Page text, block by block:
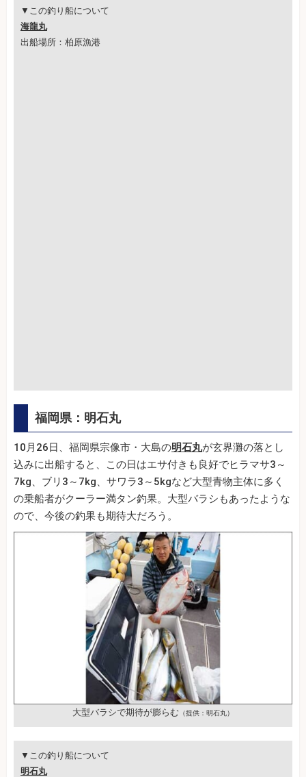
▼この釣り船について
海龍丸
出船場所：柏原漁港
福岡県：明石丸
10月26日、福岡県宗像市・大島の明石丸が玄界灘の落とし
込みに出船すると、この日はエサ付きも良好でヒラマサ3～
7kg、ブリ3～7kg、サワラ3～5kgなど大型青物主体に多く
の乗船者がクーラー満タン釣果。大型バラシもあったような
ので、今後の釣果も期待大だろう。
大型バラシで期待が膨らむ （提供：明石丸）
▼この釣り船について
明石丸